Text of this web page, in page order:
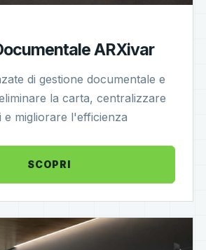
ARXivar
di gestione documentale e
la carta, centralizzare
e migliorare l'efficienza
SCOPRI